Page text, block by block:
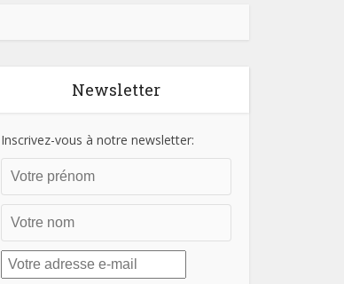
Newsletter
Inscrivez-vous à notre newsletter: